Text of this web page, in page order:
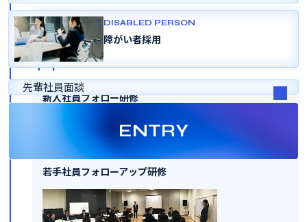
DISABLED PERSON
障がい者採用
先輩社員面談
ENTRY
新人社員研修（専門技術外部研修を含む）
半年
新入社員フォロー研修
2年目
若手社員フォローアップ研修